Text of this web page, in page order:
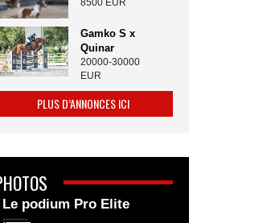
8500 EUR
Gamko S x
Quinar
20000-30000
EUR
PLUS D’ANNONCES ICI
Le podium Pro Elite